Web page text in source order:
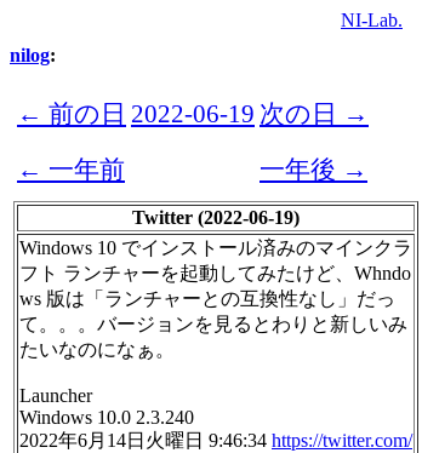
NI-Lab.
nilog:
← 前の日 2022-06-19 次の日 →
← 一年前
一年後 →
Twitter (2022-06-19)
Windows 10 でインストール済みのマインクラ
フト ランチャーを起動してみたけど、Whndo
ws 版は「ランチャーとの互換性なし」だっ
て。。。バージョンを見るとわりと新しいみ
たいなのになぁ。
Launcher
Windows 10.0 2.3.240
2022年6月14日火曜日 9:46:34 https://twitter.com/